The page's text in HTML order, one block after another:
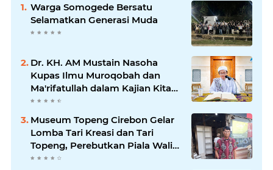
Warga Somogede Bersatu
Selamatkan Generasi Muda
Dr. KH. AM Mustain Nasoha
Kupas Ilmu Muroqobah dan
Ma'rifatullah dalam Kajian Kitab
Ihya' Ulumuddin
Museum Topeng Cirebon Gelar
Lomba Tari Kreasi dan Tari
Topeng, Perebutkan Piala Wali
Kota